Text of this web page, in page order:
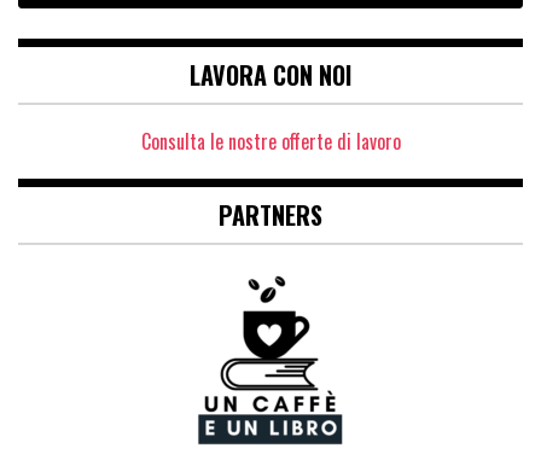
LAVORA CON NOI
Consulta le nostre offerte di lavoro
PARTNERS